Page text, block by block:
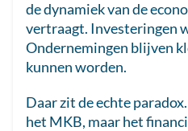
de dynamiek van de
vertraagt. Investeringen
Ondernemingen blijven
kunnen worden.
Daar zit de echte
het MKB, maar het